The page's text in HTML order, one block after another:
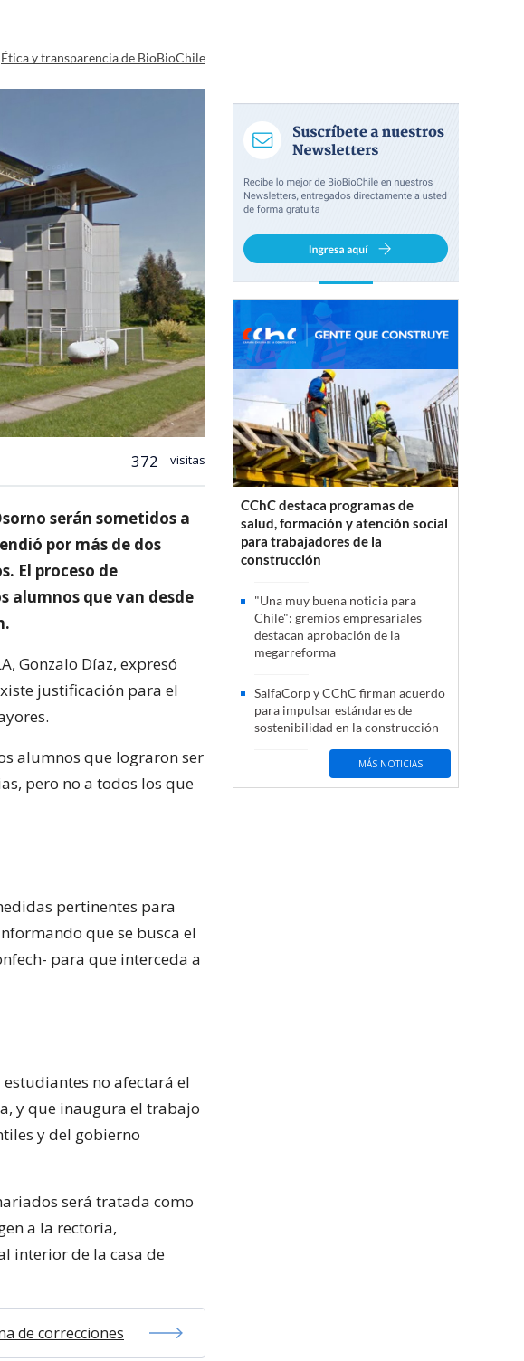
Ética y transparencia de BioBioChile
372 visitas
serán sometidos a
por más de dos
El proceso de
alumnos que van desde
Gonzalo Díaz, expresó
justificación para el
alumnos que lograron ser
pero no a todos los que
pertinentes para
que se busca el
para que interceda a
no afectará el
y que inaugura el trabajo
y del gobierno
será tratada como
a la rectoría,
interior de la casa de
de correcciones
CChC destaca programas de
salud, formación y atención social
para trabajadores de la
construcción
"Una muy buena noticia para
Chile": gremios empresariales
destacan aprobación de la
megarreforma
SalfaCorp y CChC firman acuerdo
para impulsar estándares de
sostenibilidad en la construcción
MÁS NOTICIAS